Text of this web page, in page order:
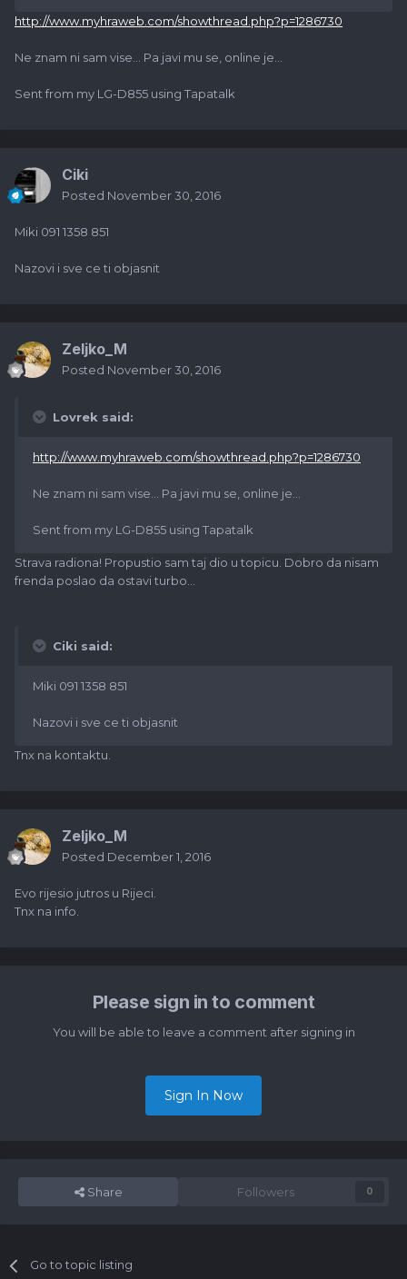
http://www.myhraweb.com/showthread.php?p=1286730
Ne znam ni sam vise... Pa javi mu se, online je...
Sent from my LG-D855 using Tapatalk
Ciki
Posted November 30, 2016
Miki 091 1358 851
Nazovi i sve ce ti objasnit
Zeljko_M
Posted November 30, 2016
Lovrek said:
http://www.myhraweb.com/showthread.php?p=1286730
Ne znam ni sam vise... Pa javi mu se, online je...
Sent from my LG-D855 using Tapatalk
Strava radiona! Propustio sam taj dio u topicu. Dobro da nisam
frenda poslao da ostavi turbo...
Ciki said:
Miki 091 1358 851
Nazovi i sve ce ti objasnit
Tnx na kontaktu.
Zeljko_M
Posted December 1, 2016
Evo rijesio jutros u Rijeci.
Tnx na info.
Please sign in to comment
You will be able to leave a comment after signing in
Sign In Now
Share Followers 0
Go to topic listing